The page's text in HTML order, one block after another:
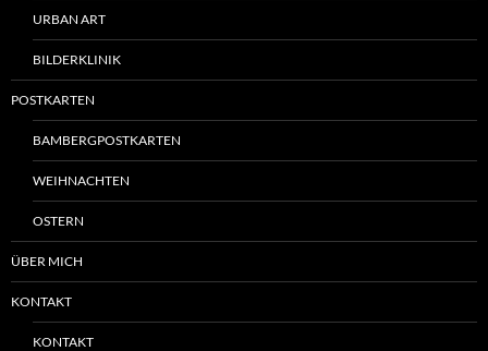
URBAN ART
BILDERKLINIK
POSTKARTEN
BAMBERGPOSTKARTEN
WEIHNACHTEN
OSTERN
ÜBER MICH
KONTAKT
KONTAKT